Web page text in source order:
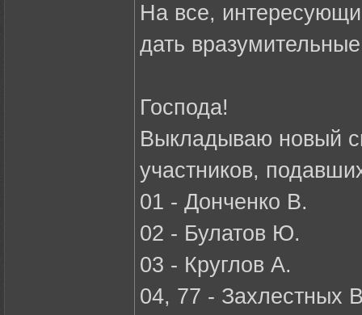
На все,
дать
Господа!
Выкладываю новый
участников,
01 - Донченко В.
02 - Булатов Ю.
03 - Круглов А.
04, 77 - Захлестных